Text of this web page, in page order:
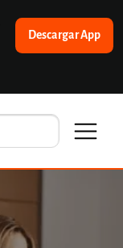
Descargar App